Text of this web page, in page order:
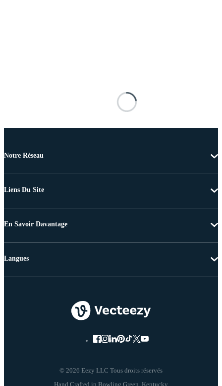
Notre Réseau
Liens Du Site
En Savoir Davantage
© 2026 Eezy LLC Tous droits réservés
Langues